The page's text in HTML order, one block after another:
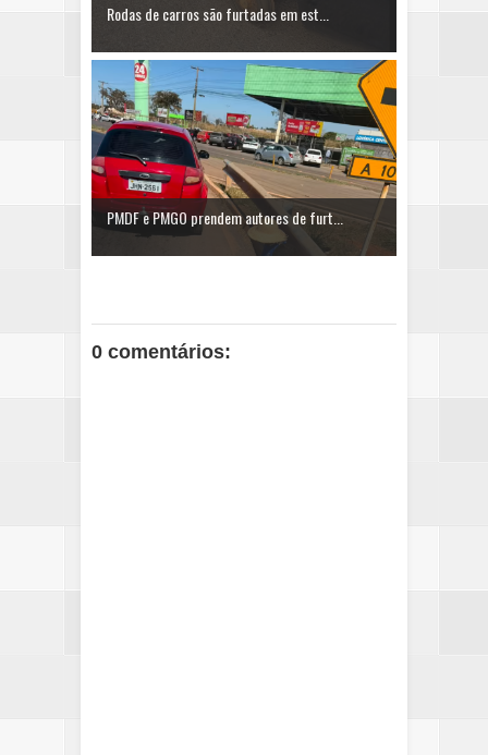
Rodas de carros são furtadas em est...
PMDF e PMGO prendem autores de furt...
0 comentários: